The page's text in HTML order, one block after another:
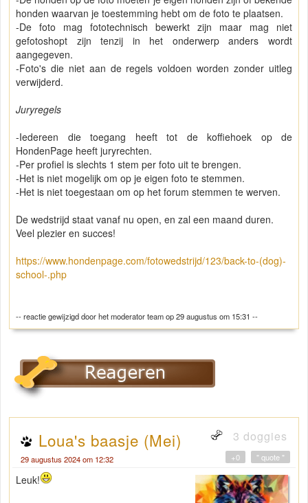
honden waarvan je toestemming hebt om de foto te plaatsen.
-De foto mag fototechnisch bewerkt zijn maar mag niet
gefotoshopt zijn tenzij in het onderwerp anders wordt
aangegeven.
-Foto's die niet aan de regels voldoen worden zonder uitleg
verwijderd.
Juryregels
-Iedereen die toegang heeft tot de koffiehoek op de
HondenPage heeft juryrechten.
-Per profiel is slechts 1 stem per foto uit te brengen.
-Het is niet mogelijk om op je eigen foto te stemmen.
-Het is niet toegestaan om op het forum stemmen te werven.
De wedstrijd staat vanaf nu open, en zal een maand duren.
Veel plezier en succes!
https://www.hondenpage.com/fotowedstrijd/123/back-to-(dog)-
school-.php
-- reactie gewijzigd door het moderator team op 29 augustus om 15:31 --
Loua's baasje (Mei) 3 doggies
29 augustus 2024 om 12:32 " quote "
+0
Leuk!